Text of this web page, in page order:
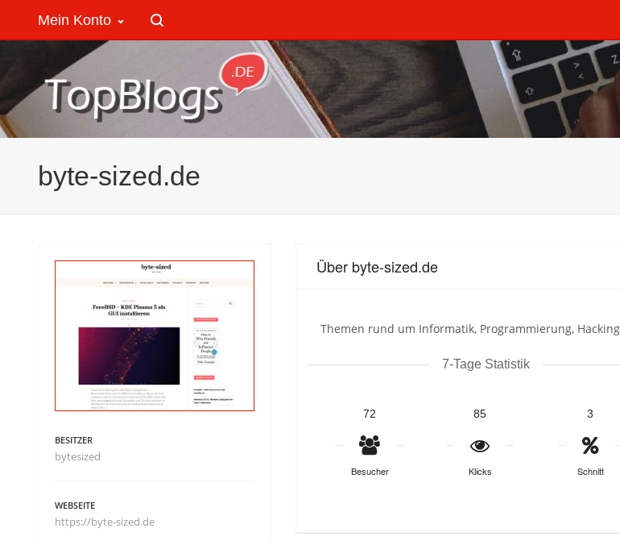
Mein Konto
byte-sized.de
Über byte-sized.de
Themen rund um Informatik, Programmierung,
7-Tage Statistik
72
Besucher
85
Klicks
3
Schnitt
BESITZER
bytesized
WEBSEITE
https://byte-sized.de